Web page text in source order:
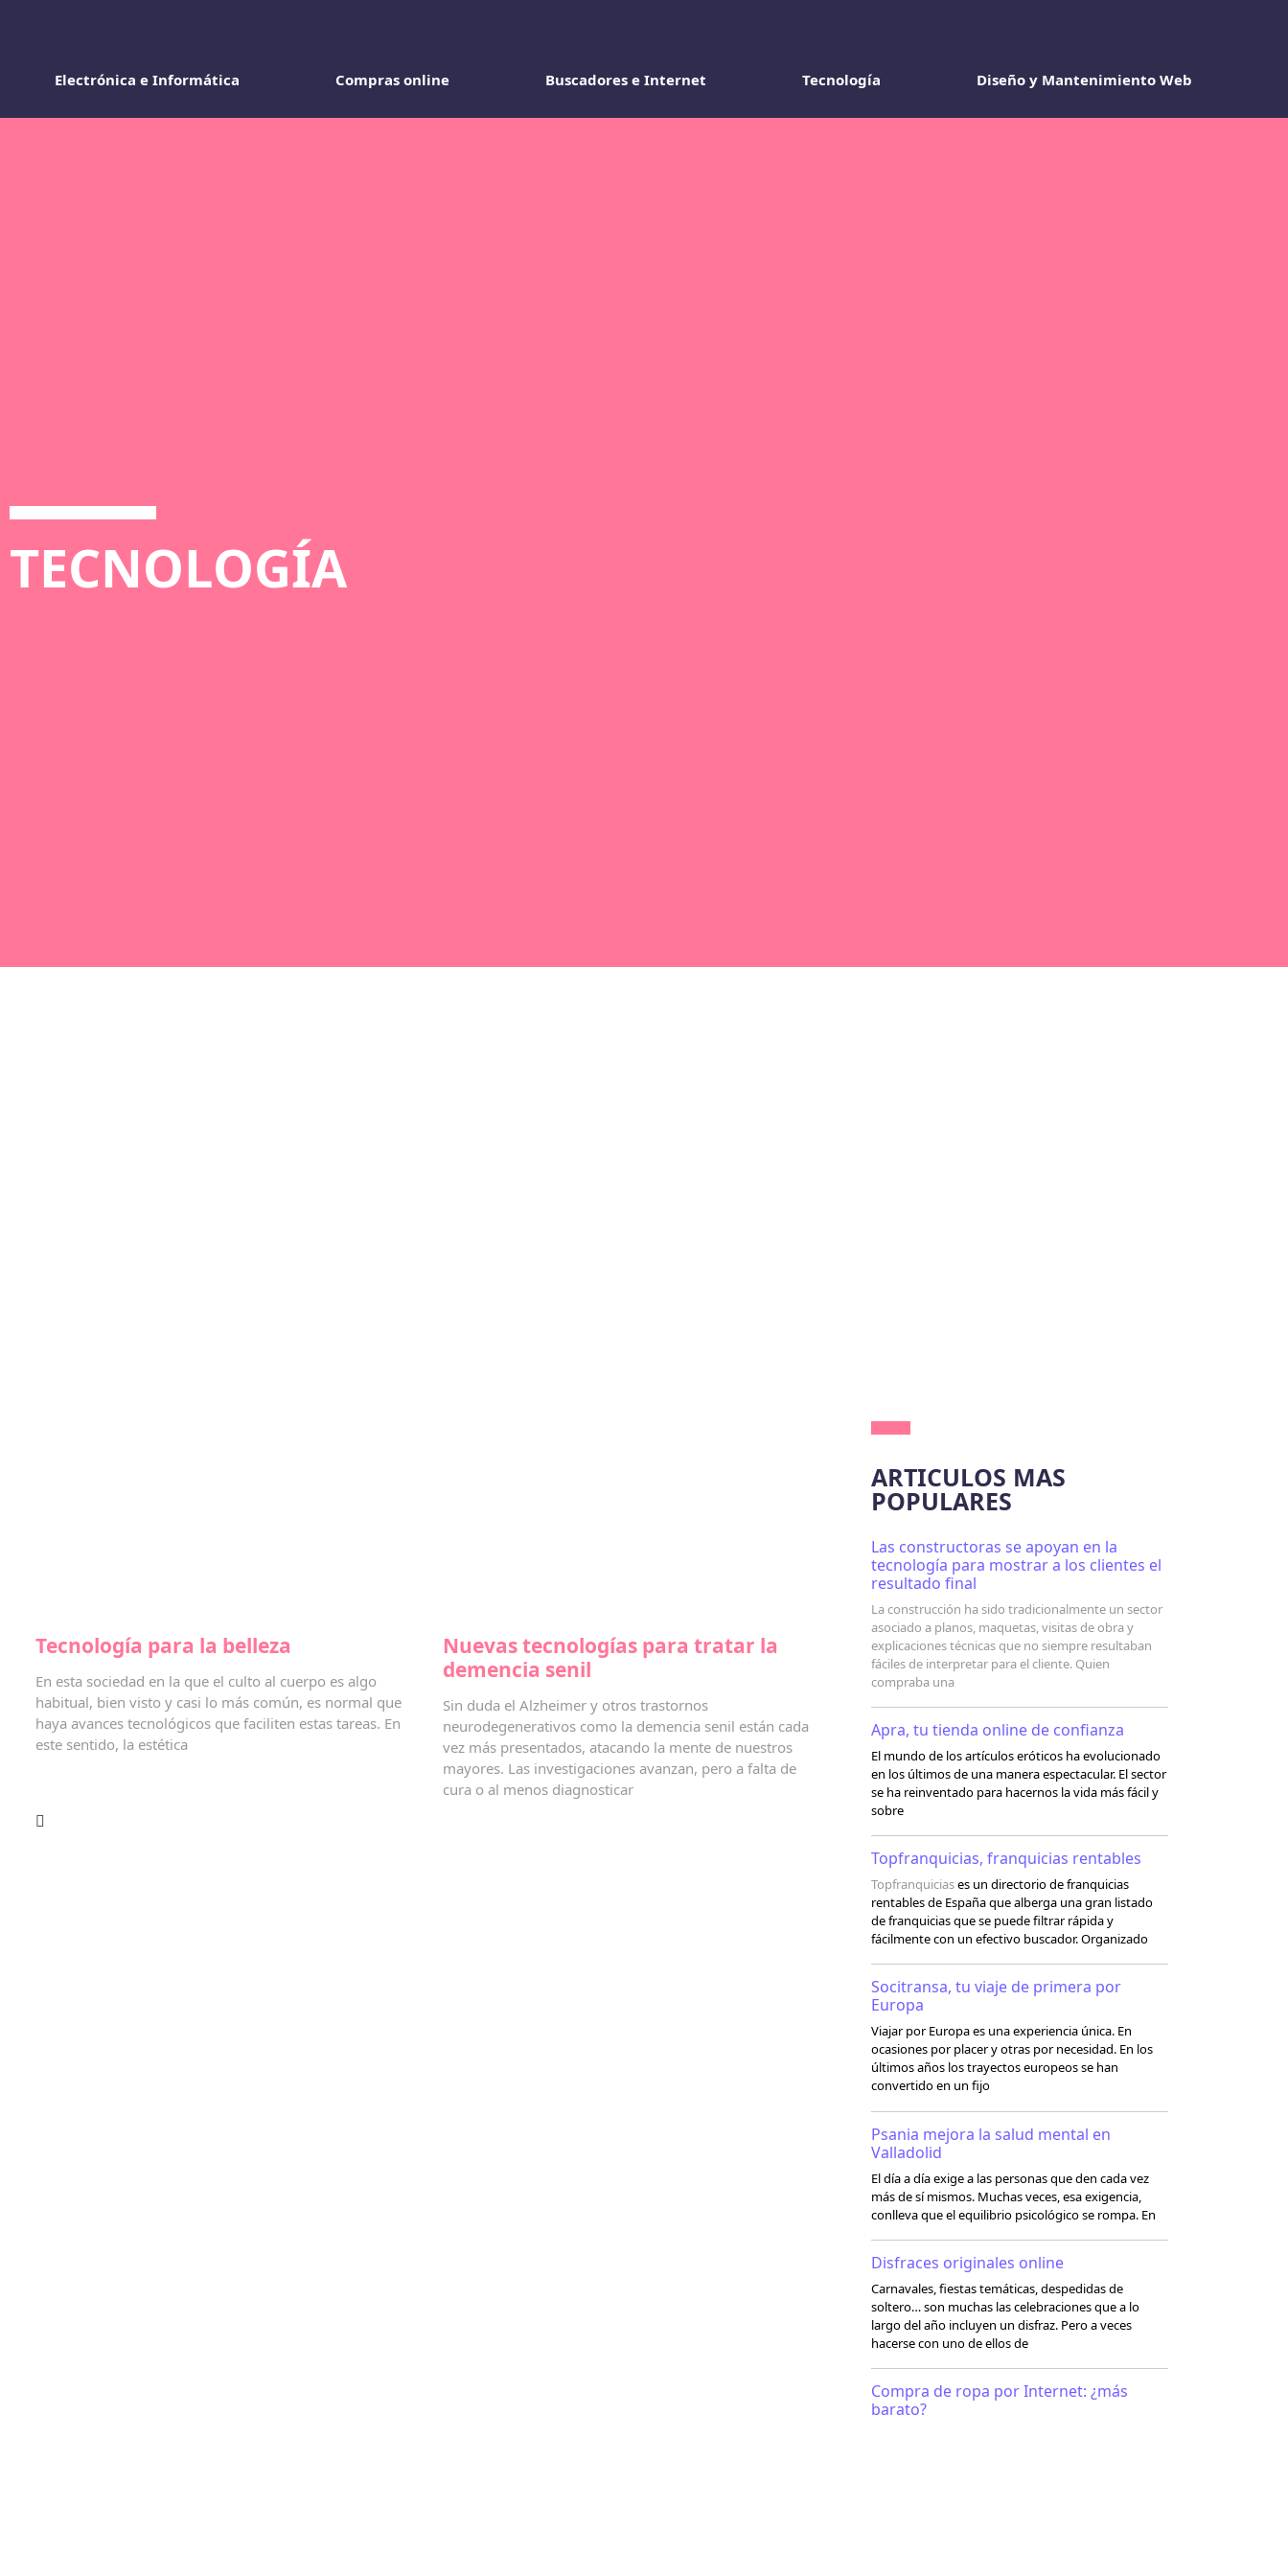
Electrónica e Informática Compras online Buscadores e Internet Tecnología Diseño y Mantenimiento Web
TECNOLOGÍA
Tecnología para la belleza
En esta sociedad en la que el culto al cuerpo es algo
habitual, bien visto y casi lo más común, es normal que
haya avances tecnológicos que faciliten estas tareas. En
este sentido, la estética
Nuevas tecnologías para tratar la
demencia senil
Sin duda el Alzheimer y otros trastornos
neurodegenerativos como la demencia senil están cada
vez más presentados, atacando la mente de nuestros
mayores. Las investigaciones avanzan, pero a falta de
cura o al menos diagnosticar
ARTICULOS MAS
POPULARES
Las constructoras se apoyan en la
tecnología para mostrar a los clientes el
resultado final
La construcción ha sido tradicionalmente un sector
asociado a planos, maquetas, visitas de obra y
explicaciones técnicas que no siempre resultaban
fáciles de interpretar para el cliente. Quien
compraba una
Apra, tu tienda online de confianza
El mundo de los artículos eróticos ha evolucionado
en los últimos de una manera espectacular. El sector
se ha reinventado para hacernos la vida más fácil y
sobre
Topfranquicias, franquicias rentables
Topfranquiciases un directorio de franquicias
rentables de España que alberga una gran listado
de franquicias que se puede filtrar rápida y
fácilmente con un efectivo buscador. Organizado
Socitransa, tu viaje de primera por
Europa
Viajar por Europa es una experiencia única. En
ocasiones por placer y otras por necesidad. En los
últimos años los trayectos europeos se han
convertido en un fijo
Psania mejora la salud mental en
Valladolid
El día a día exige a las personas que den cada vez
más de sí mismos. Muchas veces, esa exigencia,
conlleva que el equilibrio psicológico se rompa. En
Disfraces originales online
Carnavales, fiestas temáticas, despedidas de
soltero… son muchas las celebraciones que a lo
largo del año incluyen un disfraz. Pero a veces
hacerse con uno de ellos de
Compra de ropa por Internet: ¿más
barato?